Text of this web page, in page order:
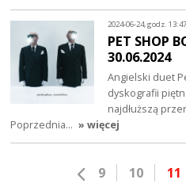
2024-06-24, godz. 13:47
PET SHOP
30.06.2024
Angielski duet
dyskografii
najdłuższą
Poprzednia… » więcej
9 10 11